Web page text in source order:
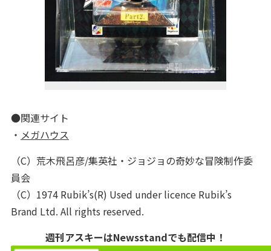
●関連サイト
・ メガハウス
（C）荒木飛呂彦/集英社・ジョジョの奇妙な冒険制作委
員会
（C）1974 Rubik’s(R) Used under licence Rubik’s
Brand Ltd. All rights reserved.
週刊アスキーはNewsstandでも配信中！